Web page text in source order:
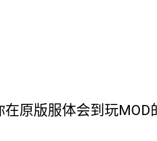
原版服体会到玩MOD